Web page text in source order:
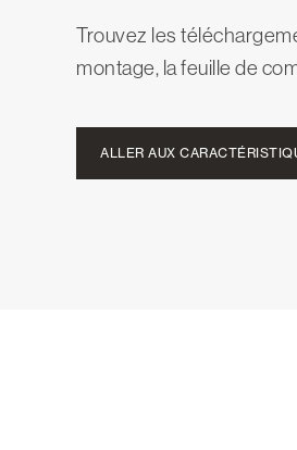
Trouvez les
montage, la feuille de
ALLER AUX